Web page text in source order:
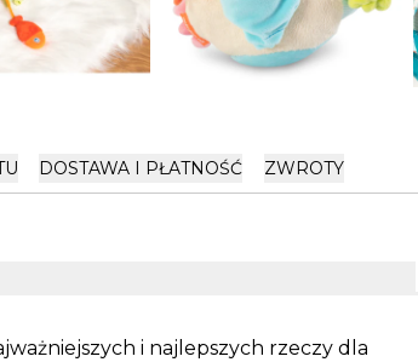
DOSTAWA I PŁATNOŚĆ ZWROTY
i najlepszych rzeczy dla